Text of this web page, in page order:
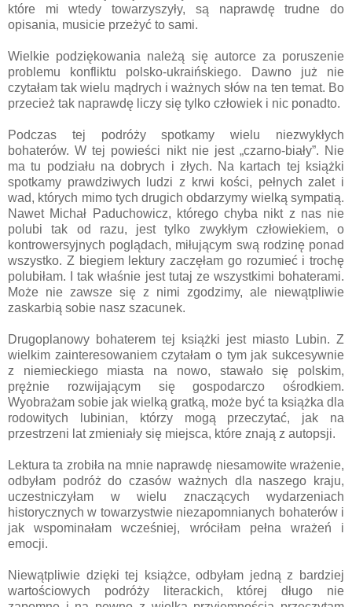
które mi wtedy towarzyszyły, są naprawdę trudne do
opisania, musicie przeżyć to sami.
Wielkie podziękowania należą się autorce za poruszenie
problemu konfliktu polsko-ukraińskiego. Dawno już nie
czytałam tak wielu mądrych i ważnych słów na ten temat. Bo
przecież tak naprawdę liczy się tylko człowiek i nic ponadto.
Podczas tej podróży spotkamy wielu niezwykłych
bohaterów. W tej powieści nikt nie jest „czarno-biały”. Nie
ma tu podziału na dobrych i złych. Na kartach tej książki
spotkamy prawdziwych ludzi z krwi kości, pełnych zalet i
wad, których mimo tych drugich obdarzymy wielką sympatią.
Nawet Michał Paduchowicz, którego chyba nikt z nas nie
polubi tak od razu, jest tylko zwykłym człowiekiem, o
kontrowersyjnych poglądach, miłującym swą rodzinę ponad
wszystko. Z biegiem lektury zaczęłam go rozumieć i trochę
polubiłam. I tak właśnie jest tutaj ze wszystkimi bohaterami.
Może nie zawsze się z nimi zgodzimy, ale niewątpliwie
zaskarbią sobie nasz szacunek.
Drugoplanowy bohaterem tej książki jest miasto Lubin. Z
wielkim zainteresowaniem czytałam o tym jak sukcesywnie
z niemieckiego miasta na nowo, stawało się polskim,
prężnie rozwijającym się gospodarczo ośrodkiem.
Wyobrażam sobie jak wielką gratką, może być ta książka dla
rodowitych lubinian, którzy mogą przeczytać, jak na
przestrzeni lat zmieniały się miejsca, które znają z autopsji.
Lektura ta zrobiła na mnie naprawdę niesamowite wrażenie,
odbyłam podróż do czasów ważnych dla naszego kraju,
uczestniczyłam w wielu znaczących wydarzeniach
historycznych w towarzystwie niezapomnianych bohaterów i
jak wspominałam wcześniej, wróciłam pełna wrażeń i
emocji.
Niewątpliwie dzięki tej książce, odbyłam jedną z bardziej
wartościowych podróży literackich, której długo nie